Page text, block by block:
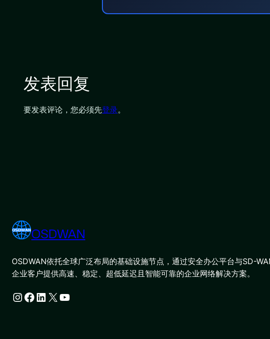
发表回复
要发表评论，您必须先登录。
OSDWAN
OSDWAN依托全球广泛布局的基础设施节点，通过安全办公平台与SD-
企业客户提供高速、稳定、超低延迟且智能可靠的企业网络解决方案。
Instagram Facebook LinkedIn X YouTube